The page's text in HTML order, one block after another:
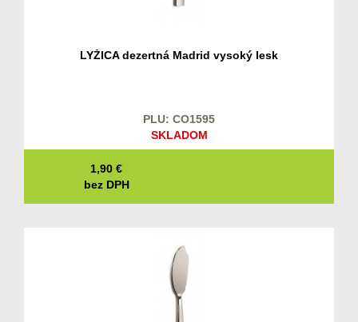
LYŽICA dezertná Madrid vysoký lesk
PLU: CO1595
SKLADOM
1,90 €
bez DPH